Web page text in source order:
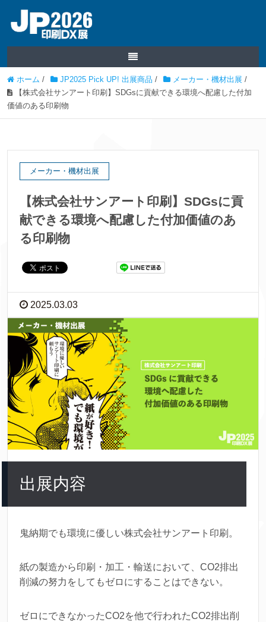
ホーム / JP2025 Pick UP! 出展商品 / メーカー・機材出展 /
【株式会社サンアート印刷】SDGsに貢献できる環境へ配慮した付加
価値のある印刷物
メーカー・機材出展
【株式会社サンアート印刷】SDGsに貢
献できる環境へ配慮した付加価値のあ
る印刷物
2025.03.03
出展内容
鬼納期でも環境に優しい株式会社サンアート印刷。
紙の製造から印刷・加工・輸送において、CO2排出
削減の努力をしてもゼロにすることはできない。
ゼロにできなかったCO2を他で行われたCO2排出削